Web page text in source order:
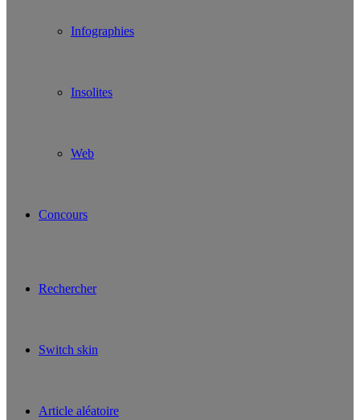
Infographies
Insolites
Web
Concours
Rechercher
Switch skin
Article aléatoire